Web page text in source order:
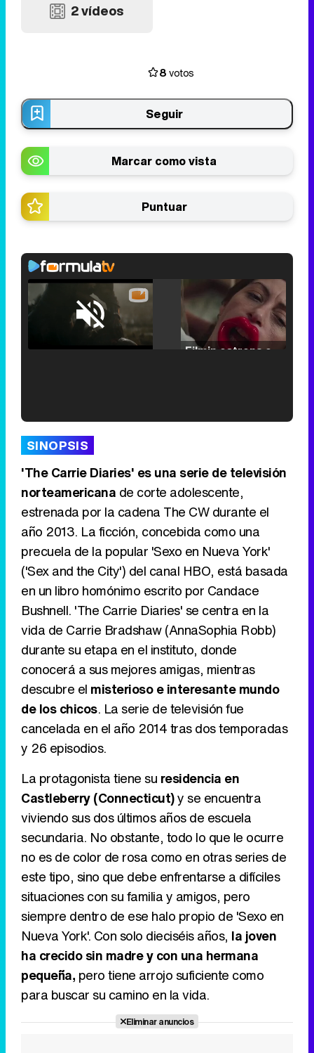
2 vídeos
8votos
Seguir
Marcar como vista
Puntuar
Unmute /
SINOPSIS
'The Carrie Diaries' es una serie de televisión
norteamericana de corte adolescente,
estrenada por la cadena The CW durante el
año 2013. La ficción, concebida como una
precuela de la popular 'Sexo en Nueva York'
('Sex and the City') del canal HBO, está basada
en un libro homónimo escrito por Candace
Bushnell. 'The Carrie Diaries' se centra en la
vida de Carrie Bradshaw (AnnaSophia Robb)
durante su etapa en el instituto, donde
conocerá a sus mejores amigas, mientras
descubre el misterioso e interesante mundo
de los chicos. La serie de televisión fue
cancelada en el año 2014 tras dos temporadas
y 26 episodios.
La protagonista tiene su residencia en
Castleberry (Connecticut)y se encuentra
viviendo sus dos últimos años de escuela
secundaria. No obstante, todo lo que le ocurre
no es de color de rosa como en otras series de
este tipo, sino que debe enfrentarse a difíciles
situaciones con su familia y amigos, pero
siempre dentro de ese halo propio de 'Sexo en
Nueva York'. Con solo dieciséis años, la joven
ha crecido sin madre y con una hermana
pequeña, pero tiene arrojo suficiente como
para buscar su camino en la vida.
Eliminar anuncios